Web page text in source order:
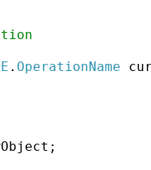
. OperationName